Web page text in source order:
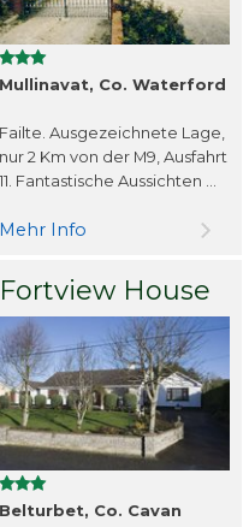
Mullinavat, Co. Waterford
Failte. Ausgezeichnete Lage,
nur 2 Km von der M9, Ausfahrt
11. Fantastische Aussichten ...
Mehr Info
Fortview House
Belturbet, Co. Cavan